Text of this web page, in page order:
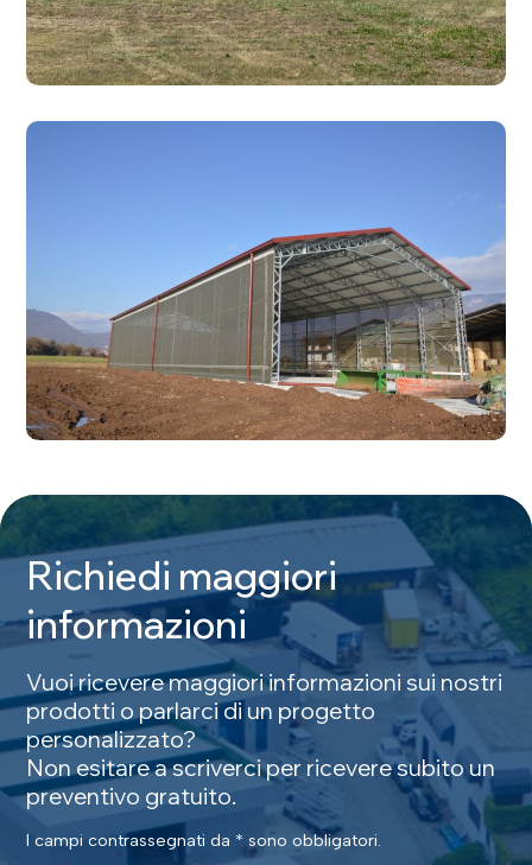
Richiedi maggiori
informazioni
Vuoi ricevere maggiori informazioni sui nostri
prodotti o parlarci di un progetto
personalizzato?
Non esitare a scriverci per ricevere subito un
preventivo gratuito.
I campi contrassegnati da * sono obbligatori.